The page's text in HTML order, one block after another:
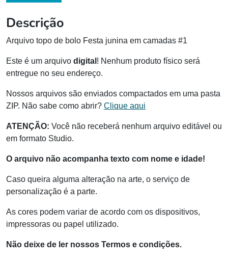
Descrição
Arquivo topo de bolo Festa junina em camadas #1
Este é um arquivo digital ! Nenhum produto físico será
entregue no seu endereço.
Nossos arquivos são enviados compactados em uma pasta
ZIP. Não sabe como abrir? Clique aqui
ATENÇÃO: Você não receberá nenhum arquivo editável ou
em formato Studio.
O arquivo não acompanha texto com nome e idade!
Caso queira alguma alteração na arte, o serviço de
personalização é a parte.
As cores podem variar de acordo com os dispositivos,
impressoras ou papel utilizado.
Não deixe de ler nossos Termos e condições.